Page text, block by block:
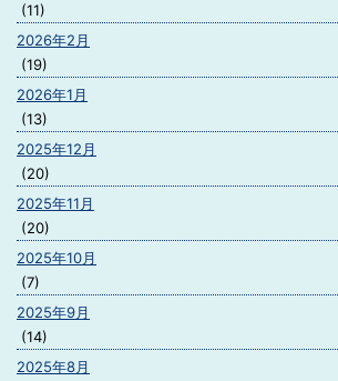
(11)
2026年2月
(19)
2026年1月
(13)
2025年12月
(20)
2025年11月
(20)
2025年10月
(7)
2025年9月
(14)
2025年8月